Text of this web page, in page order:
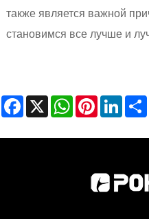
также является важной
становимся все лучше и
Facebook
X WhatsAppPinterest